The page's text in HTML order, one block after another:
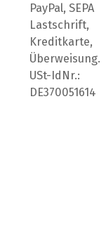
PayPal, SEPA
Lastschrift,
Kreditkarte,
Überweisung.
USt-IdNr.:
DE370051614